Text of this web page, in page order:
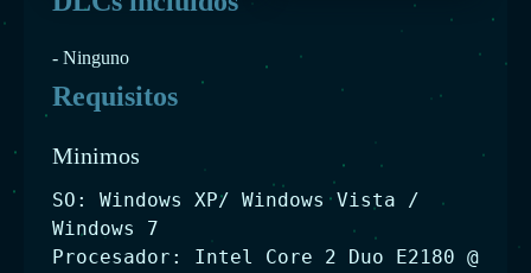
- Ninguno
Requisitos
Minimos
SO: Windows XP/ Windows Vista /
Windows 7
Procesador: Intel Core 2 Duo E2180 @